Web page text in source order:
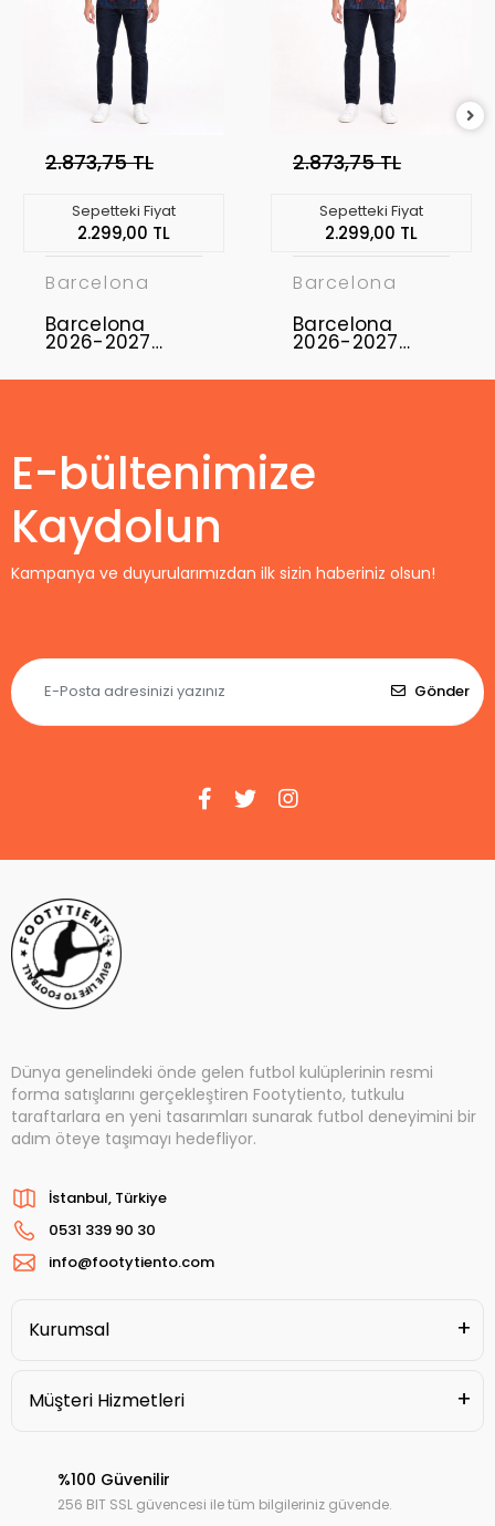
2.873,75 TL
Sepetteki Fiyat
2.299,00 TL
Barcelona
Barcelona
2026-2027
Concept
2.873,75 TL
Sepetteki Fiyat
2.299,00 TL
Barcelona
Barcelona
2026-2027
Concept
E-bültenimize
Kaydolun
Kampanya ve duyurularımızdan ilk sizin haberiniz olsun!
Gönder
Dünya genelindeki önde gelen futbol kulüplerinin resmi
forma satışlarını gerçekleştiren Footytiento, tutkulu
taraftarlara en yeni tasarımları sunarak futbol deneyimini bir
adım öteye taşımayı hedefliyor.
İstanbul, Türkiye
0531 339 90 30
info@footytiento.com
Kurumsal
Müşteri Hizmetleri
%100 Güvenilir
256 BIT SSL güvencesi ile tüm bilgileriniz güvende.